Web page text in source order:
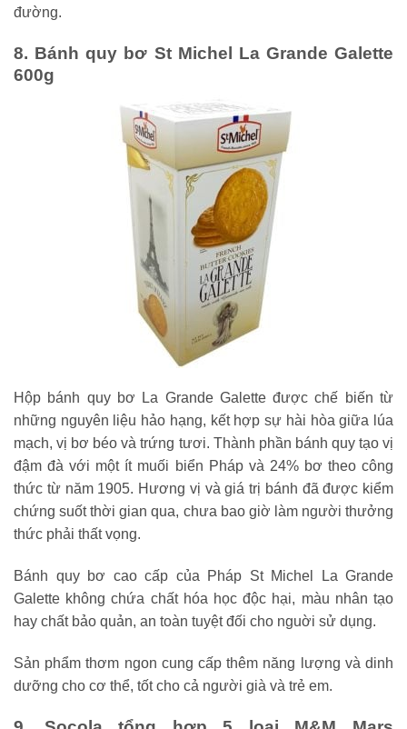
đường.
8. Bánh quy bơ St Michel La Grande Galette
600g
Hộp bánh quy bơ La Grande Galette được chế biến từ
những nguyên liệu hảo hạng, kết hợp sự hài hòa giữa lúa
mạch, vị bơ béo và trứng tươi. Thành phần bánh quy tạo vị
đậm đà với một ít muối biển Pháp và 24% bơ theo công
thức từ năm 1905. Hương vị và giá trị bánh đã được kiểm
chứng suốt thời gian qua, chưa bao giờ làm người thưởng
thức phải thất vọng.
Bánh quy bơ cao cấp của Pháp St Michel La Grande
Galette không chứa chất hóa học độc hại, màu nhân tạo
hay chất bảo quản, an toàn tuyệt đối cho nguời sử dụng.
Sản phẩm thơm ngon cung cấp thêm năng lượng và dinh
dưỡng cho cơ thể, tốt cho cả người già và trẻ em.